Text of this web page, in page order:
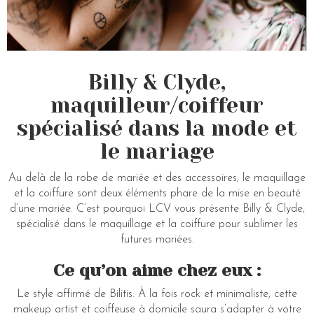
Billy & Clyde,
maquilleur/coiffeur
spécialisé dans la mode et
le mariage
Au delà de la robe de mariée et des accessoires, le maquillage
et la coiffure sont deux éléments phare de la mise en beauté
d’une mariée. C’est pourquoi LCV vous présente Billy & Clyde,
spécialisé dans le maquillage et la coiffure pour sublimer les
futures mariées.
Ce qu’on aime chez eux :
Le style affirmé de Bilitis. À la fois rock et minimaliste, cette
makeup artist et coiffeuse à domicile saura s’adapter à votre